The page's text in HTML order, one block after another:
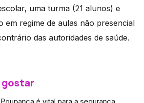
uma turma (21 alunos) e
em regime de aulas não presencial
das autoridades de saúde.
gostar